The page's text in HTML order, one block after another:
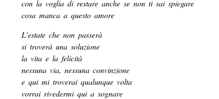
con la voglia di restare anche se non ti sai spiegare
cosa manca a questo amore
L’estate che non passerà
si troverà una soluzione
la vita e la felicità
nessuna via, nessuna convinzione
e qui mi troverai qualunque volta
vorrai rivedermi qui a sognare